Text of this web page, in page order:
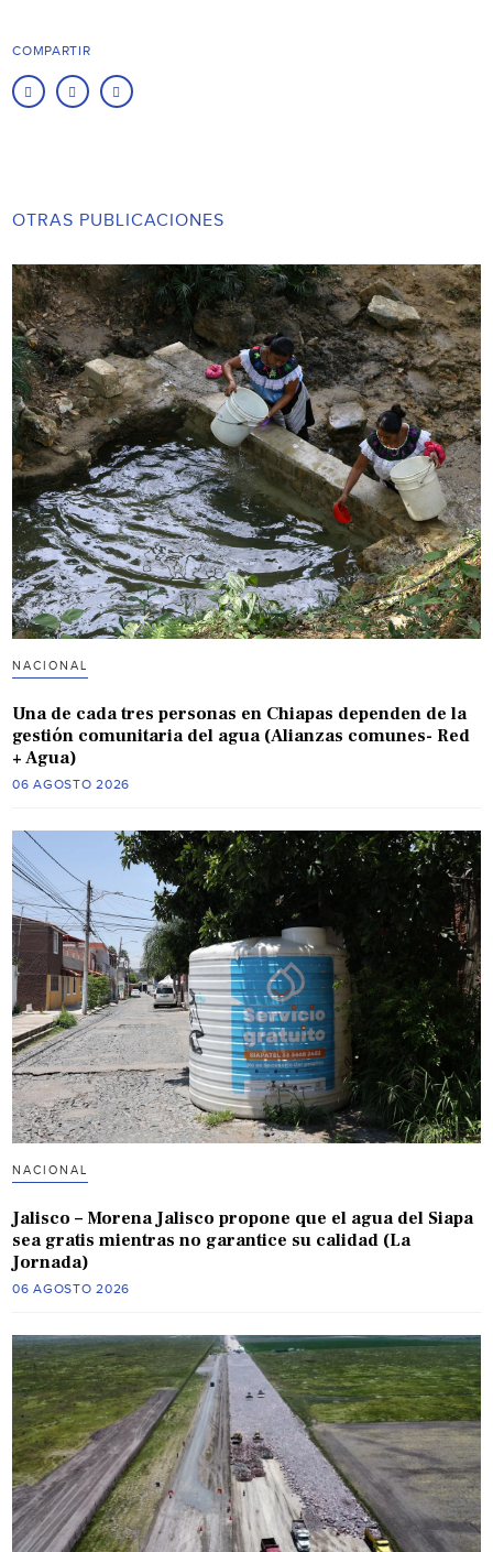
COMPARTIR
OTRAS PUBLICACIONES
NACIONAL
Una de cada tres personas en Chiapas dependen de la
gestión comunitaria del agua (Alianzas comunes- Red
+ Agua)
06 AGOSTO 2026
NACIONAL
Jalisco – Morena Jalisco propone que el agua del Siapa
sea gratis mientras no garantice su calidad (La
Jornada)
06 AGOSTO 2026